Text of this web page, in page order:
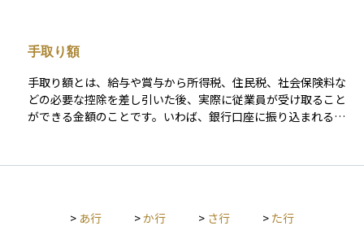
生活上のリスクに備えるためのもので、将来の給付を受けるた
めの重要な拠出です。資産運用の観点からは、社会保険料は毎
月のキャッシュフローに影響する固定費であり、長期的なライ
フプラン設計や可処分所得の把握に欠かせない要素です。
手取り額
手取り額とは、給与や賞与から所得税、住民税、社会保険料な
どの必要な控除を差し引いた後、実際に従業員が受け取ること
ができる金額のことです。いわば、銀行口座に振り込まれる実
険料の負担が大きければ手取り額は少なくなります。そのた
た、手取り額の増減は、税制改正や社会保険料率の変更、扶養
> あ行 >か行 > さ行 > た行